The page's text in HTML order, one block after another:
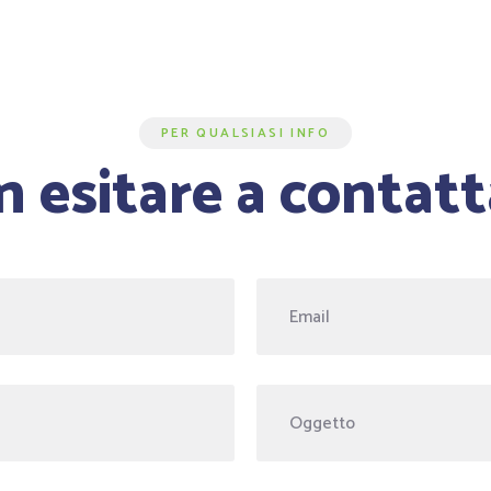
PER QUALSIASI INFO
esitare a